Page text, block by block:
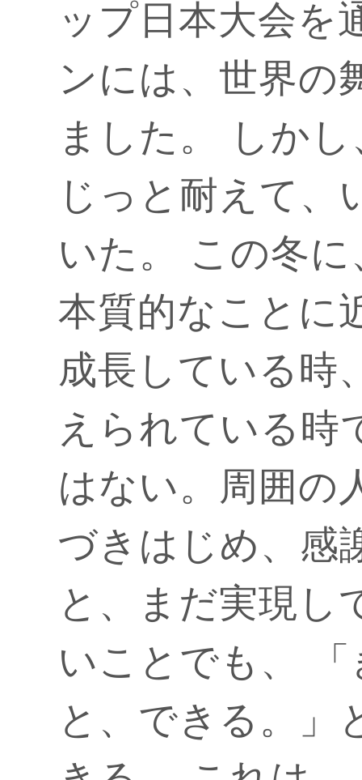
ップ日本大会を
ンには、世界の
ました。 しか
じっと耐えて、
いた。 この冬
本質的なことに
成長している時
えられている時
はない。周囲の
づきはじめ、感
と、まだ実現し
いことでも、
と、できる。」